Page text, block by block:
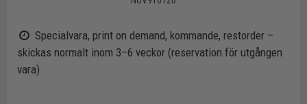
Specialvara, print on demand, kommande, restorder –
skickas normalt inom 3–6 veckor (reservation för utgången
vara)